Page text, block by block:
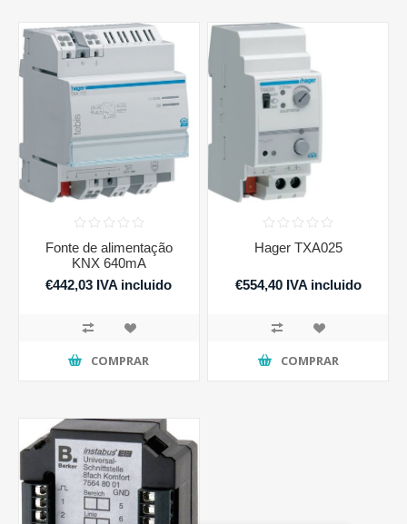
Fonte de alimentação
KNX 640mA
€442,03 IVA incluido
COMPRAR
Hager TXA025
€554,40 IVA incluido
COMPRAR